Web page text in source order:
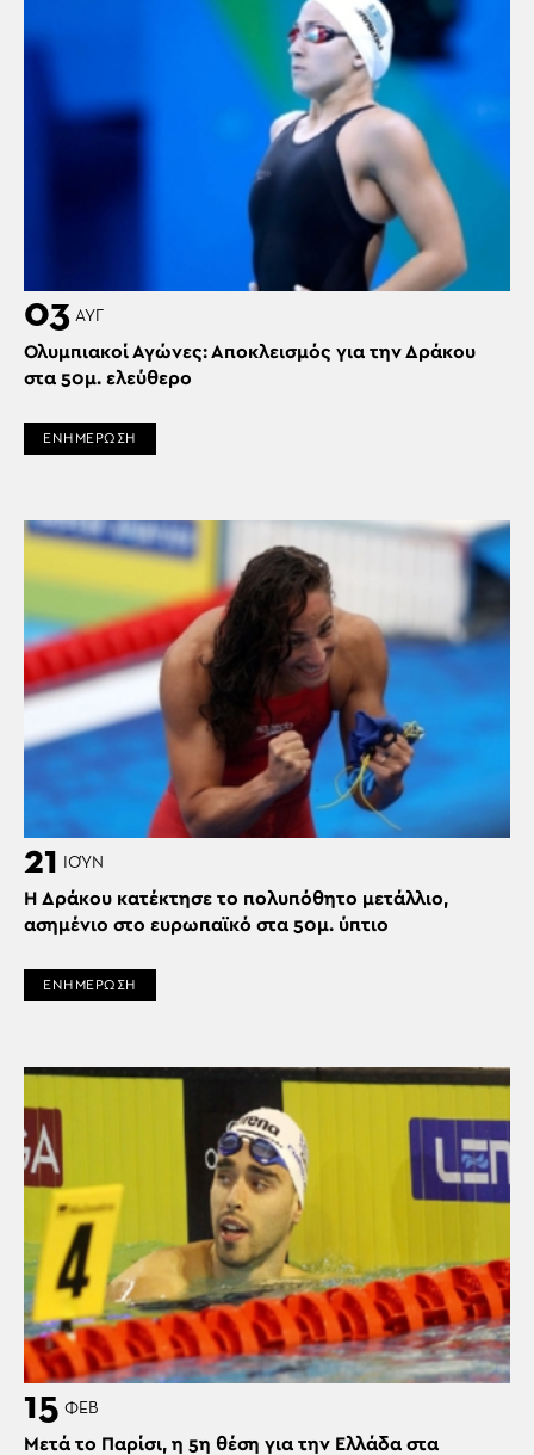
03 ΑΥΓ
Ολυμπιακοί Αγώνες: Αποκλεισμός για την Δράκου
στα 50μ. ελεύθερο
ΕΝΗΜΕΡΩΣΗ
21 ΙΟΎΝ
H Δράκου κατέκτησε το πολυπόθητο μετάλλιο,
ασημένιο στο ευρωπαϊκό στα 50μ. ύπτιο
ΕΝΗΜΕΡΩΣΗ
15 ΦΕΒ
Μετά το Παρίσι, η 5η θέση για την Ελλάδα στα